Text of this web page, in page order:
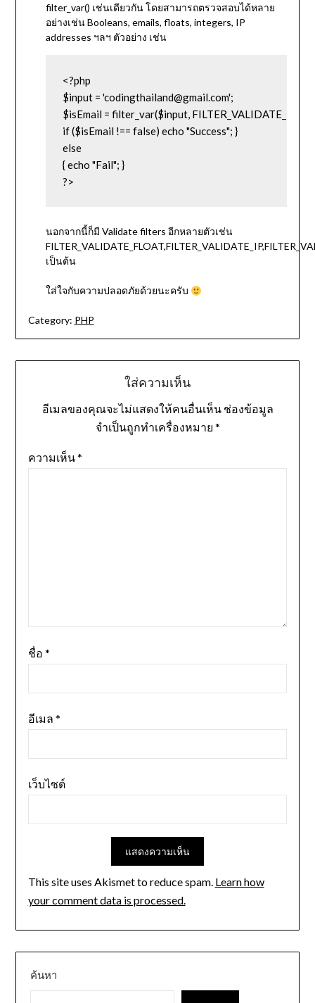
filter_var() เช่นเดียวกัน โดยสามารถตรวจสอบได้หลาย
อย่างเช่น Booleans, emails, floats, integers, IP
addresses ฯลฯ ตัวอย่าง เช่น
<?php
$input = 'codingthailand@gmail.com';
$isEmail = filter_var($input,
if ($isEmail !== false) echo "Success"; }
else
{ echo "Fail"; }
?>
นอกจากนี้ก็มี Validate filters อีกหลายตัวเช่น
เป็นต้น
ใส่ใจกับความปลอดภัยด้วยนะครับ
Category: PHP
ใส่ความเห็น
อีเมลของคุณจะไม่แสดงให้คนอื่นเห็น ช่องข้อมูล
จำเป็นถูกทำเครื่องหมาย *
ความเห็น*
ชื่อ *
อีเมล *
เว็บไซต์
This site uses Akismet to reduce spam. Learn how
your comment data is processed.
ค้นหา